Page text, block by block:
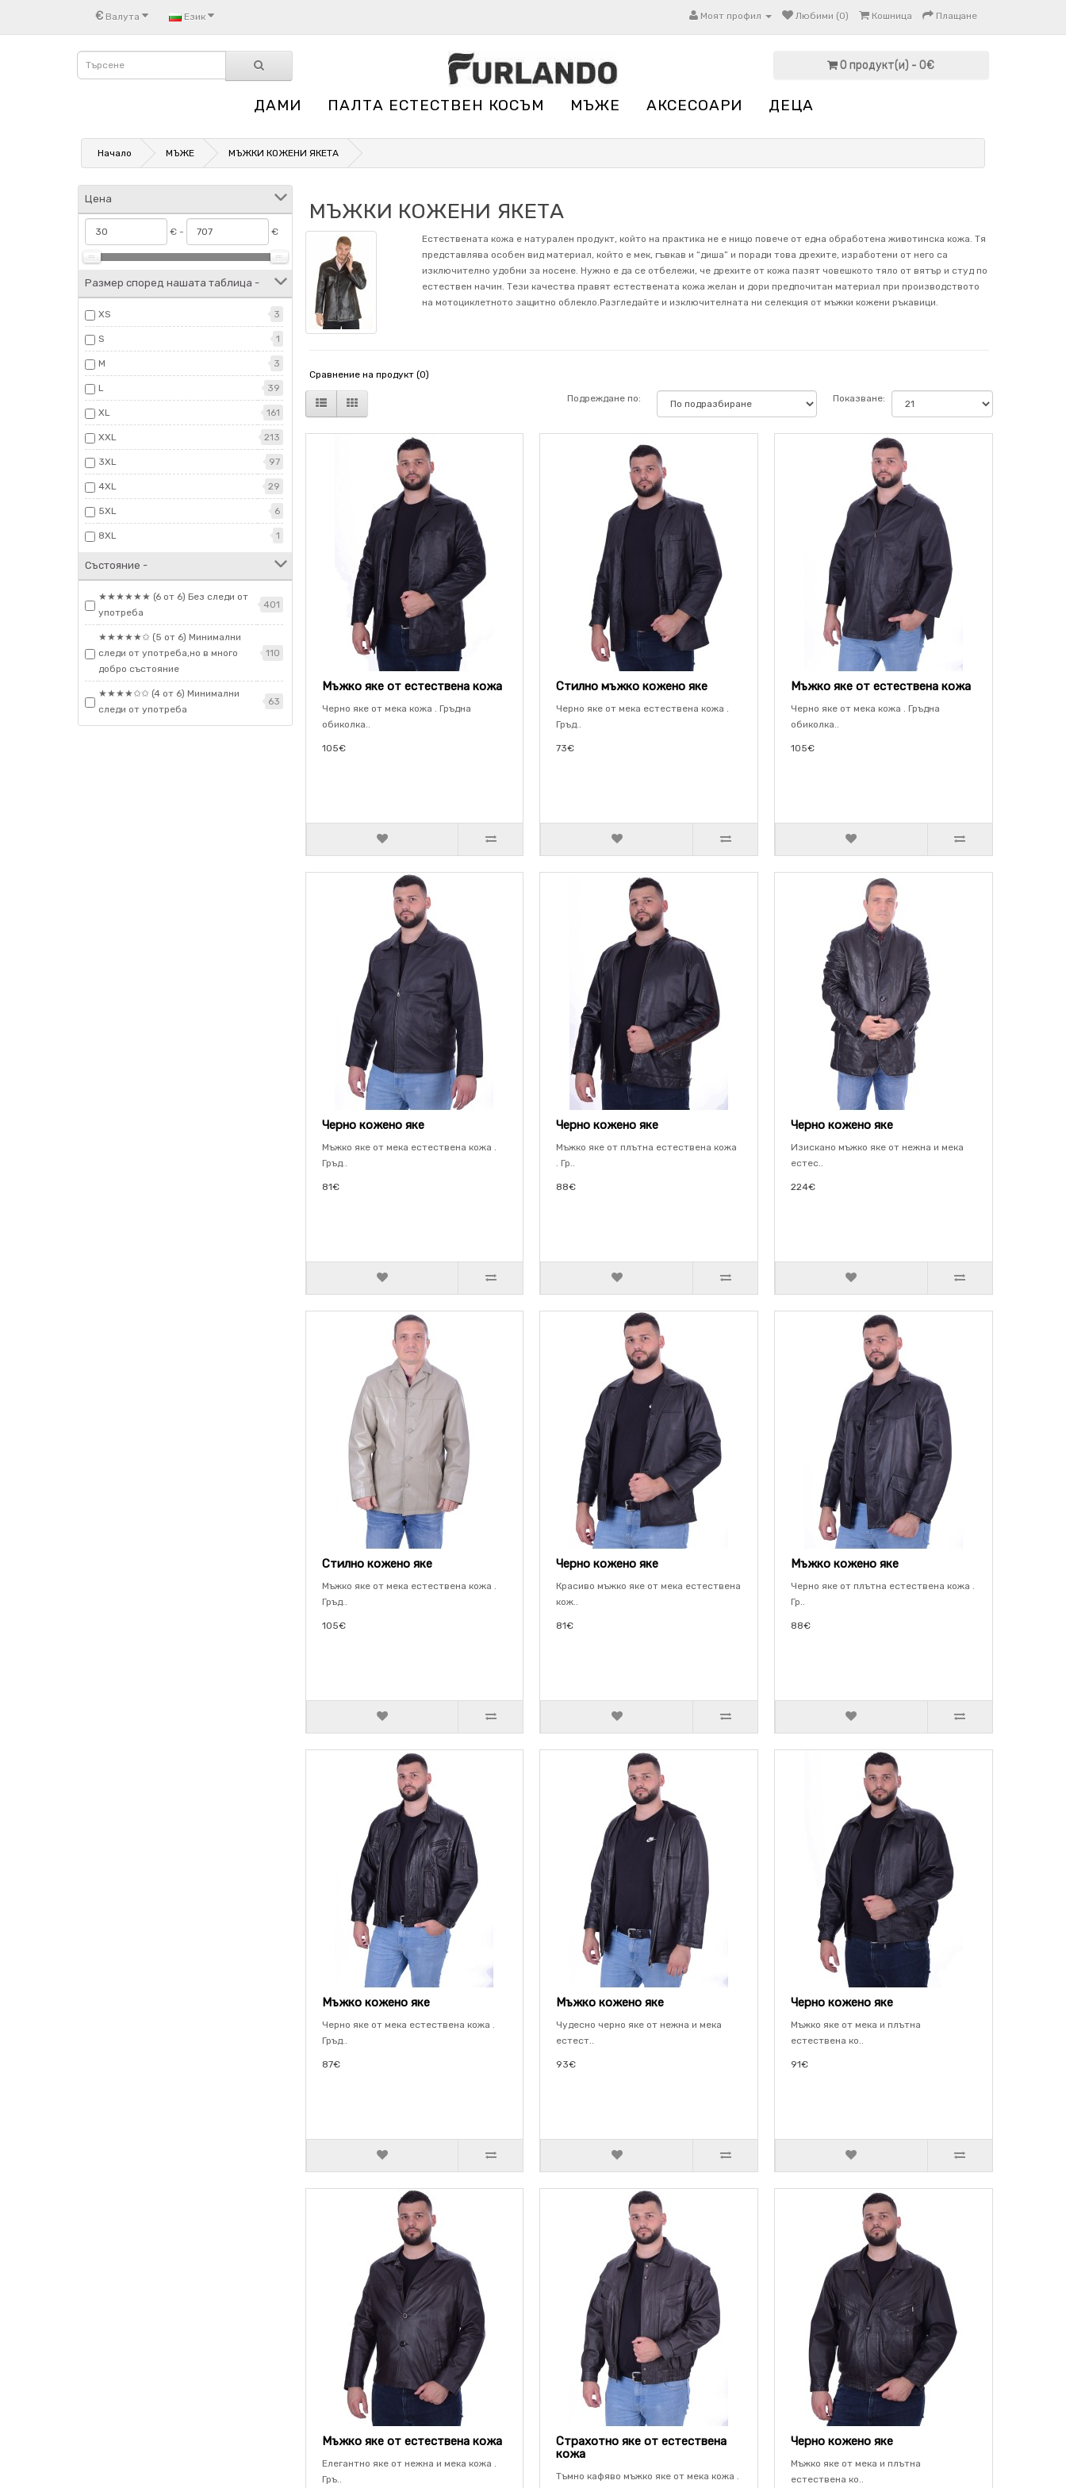
€ Валута Език Моят профил Любими (0) Кошница Плащане
0 продукт(и) - 0€
ДАМИ ПАЛТА ЕСТЕСТВЕН КОСЪМ МЪЖЕ АКСЕСОАРИ ДЕЦА
Начало МЪЖЕ МЪЖКИ КОЖЕНИ ЯКЕТА
Цена
€ - €
Размер според нашата таблица -
XS 3
S 1
M 3
L 39
XL 161
XXL 213
3XL 97
4XL 29
5XL 6
8XL 1
Състояние -
★★★★★★ (6 от 6) Без следи от
употреба
401
★★★★★✩ (5 от 6) Минимални
следи от употреба,но в много
добро състояние
110
★★★★✩✩ (4 от 6) Минимални
следи от употреба
63
МЪЖКИ КОЖЕНИ ЯКЕТА
Естествената кожа е натурален продукт, който на практика не е нищо повече от една обработена животинска кожа. Тя
представлява особен вид материал, който е мек, гъвкав и “диша” и поради това дрехите, изработени от него са
изключително удобни за носене. Нужно е да се отбележи, че дрехите от кожа пазят човешкото тяло от вятър и студ по
естествен начин. Тези качества правят естествената кожа желан и дори предпочитан материал при производството
на мотоциклетното защитно облекло.Разгледайте и изключителната ни селекция от мъжки кожени ръкавици.
Сравнение на продукт (0)
Подреждане по: Показване:
Мъжко яке от естествена кожа
Черно яке от мека кожа . Гръдна
обиколка..
105€
Стилно мъжко кожено яке
Черно яке от мека естествена кожа .
Гръд..
73€
Мъжко яке от естествена кожа
Черно яке от мека кожа . Гръдна
обиколка..
105€
Черно кожено яке
Мъжко яке от мека естествена кожа .
Гръд..
81€
Черно кожено яке
Мъжко яке от плътна естествена кожа
. Гр..
88€
Черно кожено яке
Изискано мъжко яке от нежна и мека
естес..
224€
Стилно кожено яке
Мъжко яке от мека естествена кожа .
Гръд..
105€
Черно кожено яке
Красиво мъжко яке от мека естествена
кож..
81€
Мъжко кожено яке
Черно яке от плътна естествена кожа .
Гр..
88€
Мъжко кожено яке
Черно яке от мека естествена кожа .
Гръд..
87€
Мъжко кожено яке
Чудесно черно яке от нежна и мека
естест..
93€
Черно кожено яке
Мъжко яке от мека и плътна
естествена ко..
91€
Мъжко яке от естествена кожа
Елегантно яке от нежна и мека кожа .
Гръ..
Страхотно яке от естествена
кожа
Тъмно кафяво мъжко яке от мека кожа .
Черно кожено яке
Мъжко яке от мека и плътна
естествена ко..